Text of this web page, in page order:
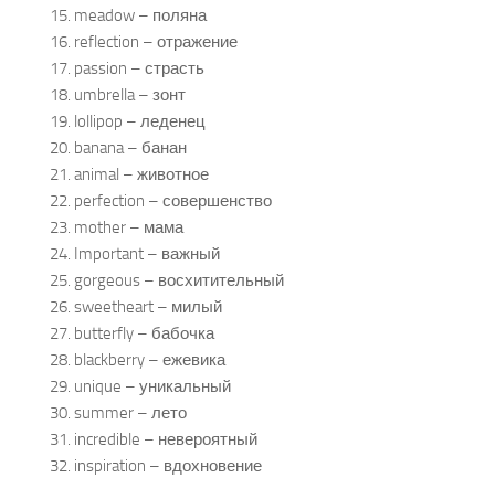
15. meadow – поляна
16. reflection – отражение
17. passion – страсть
18. umbrella – зонт
19. lollipop – леденец
20. banana – банан
21. animal – животное
22. perfection – совершенство
23. mother – мама
24. Important – важный
25. gorgeous – восхитительный
26. sweetheart – милый
27. butterfly – бабочка
28. blackberry – ежевика
29. unique – уникальный
30. summer – лето
31. incredible – невероятный
32. inspiration – вдохновение